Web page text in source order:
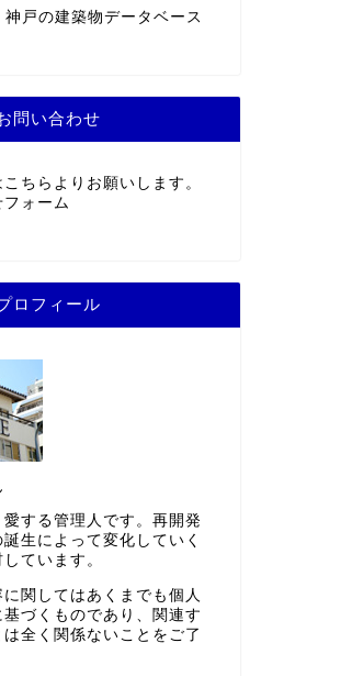
戸の建築物データベース
問い合わせ
ちらよりお願いします。
ォーム
ロフィール
する管理人です。再開発
生によって変化していく
ています。
関してはあくまでも個人
づくものであり、関連す
全く関係ないことをご了